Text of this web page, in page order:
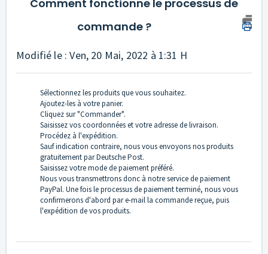
Comment fonctionne le processus de
commande ?
Modifié le : Ven, 20 Mai, 2022 à 1:31 H
Sélectionnez les produits que vous souhaitez.
Ajoutez-les à votre panier.
Cliquez sur "Commander".
Saisissez vos coordonnées et votre adresse de livraison.
Procédez à l'expédition.
Sauf indication contraire, nous vous envoyons nos produits
gratuitement par Deutsche Post.
Saisissez votre mode de paiement préféré.
Nous vous transmettrons donc à notre service de paiement
PayPal. Une fois le processus de paiement terminé, nous vous
confirmerons d'abord par e-mail la commande reçue, puis
l'expédition de vos produits.